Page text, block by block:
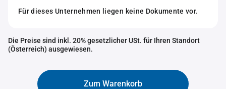
Für dieses Unternehmen liegen keine Dokumente vor.
Die Preise sind inkl. 20% gesetzlicher USt. für Ihren Standort
(Österreich) ausgewiesen.
Zum Warenkorb